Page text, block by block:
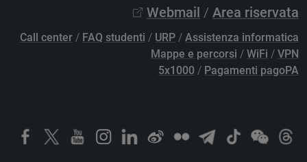
Webmail / Area riservata
Call center / FAQ studenti / URP / Assistenza informatica
Mappe e percorsi / WiFi / VPN
5x1000 / Pagamenti pagoPA